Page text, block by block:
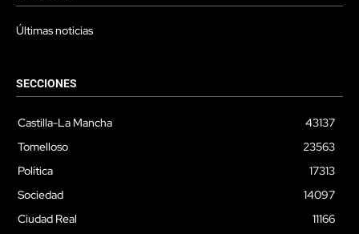
Últimas noticias
SECCIONES
Castilla-La Mancha
43137
Tomelloso
23563
Política
17313
Sociedad
14097
Ciudad Real
11166